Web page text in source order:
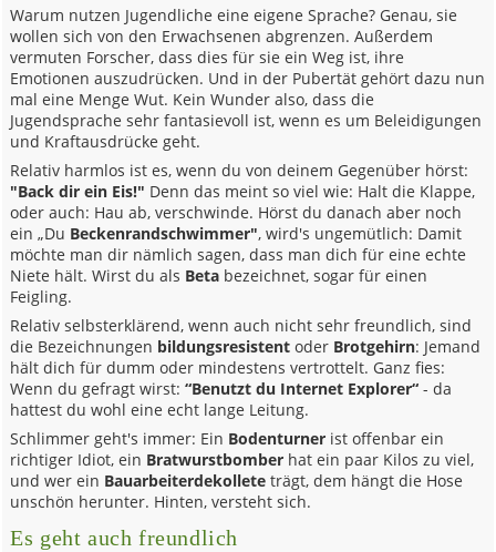
Warum nutzen Jugendliche eine eigene Sprache? Genau, sie
wollen sich von den Erwachsenen abgrenzen. Außerdem
vermuten Forscher, dass dies für sie ein Weg ist, ihre
Emotionen auszudrücken. Und in der Pubertät gehört dazu nun
mal eine Menge Wut. Kein Wunder also, dass die
Jugendsprache sehr fantasievoll ist, wenn es um Beleidigungen
und Kraftausdrücke geht.
Relativ harmlos ist es, wenn du von deinem Gegenüber hörst:
"Back dir ein Eis!" Denn das meint so viel wie: Halt die Klappe,
oder auch: Hau ab, verschwinde. Hörst du danach aber noch
ein „Du Beckenrandschwimmer", wird's ungemütlich: Damit
möchte man dir nämlich sagen, dass man dich für eine echte
Niete hält. Wirst du als Beta bezeichnet, sogar für einen
Feigling.
Relativ selbsterklärend, wenn auch nicht sehr freundlich, sind
die Bezeichnungen bildungsresistent oder Brotgehirn: Jemand
hält dich für dumm oder mindestens vertrottelt. Ganz fies:
Wenn du gefragt wirst:“Benutzt du Internet Explorer“ - da
hattest du wohl eine echt lange Leitung.
Schlimmer geht's immer: Ein Bodenturner ist offenbar ein
richtiger Idiot, ein Bratwurstbomber hat ein paar Kilos zu viel,
und wer ein Bauarbeiterdekollete trägt, dem hängt die Hose
unschön herunter. Hinten, versteht sich.
Es geht auch freundlich